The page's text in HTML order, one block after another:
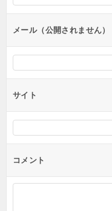
ンメール（公開されません）
サイト
コメント